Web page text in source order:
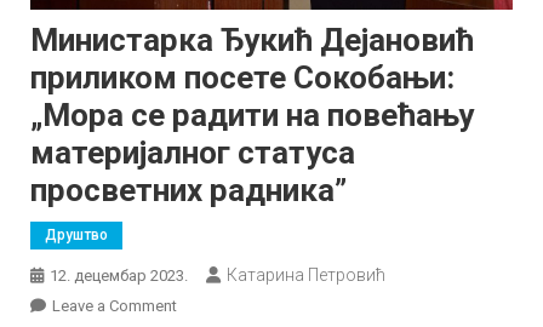
Министарка Ђукић Дејановић
приликом посете Сокобањи:
„Мора се радити на повећању
материјалног статуса
просветних радника”
Друштво
12. децембар 2023. Катарина Петровић
Leave a Commenton